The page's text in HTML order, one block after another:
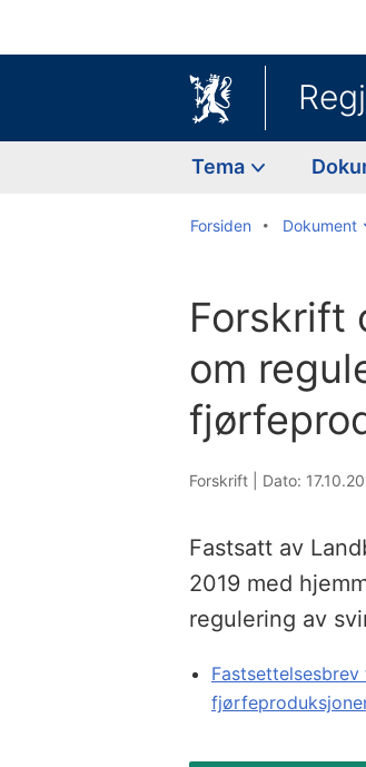
Tema
Forsiden Dokument
Forskrift
om
Forskrift | Dato:
Fastsatt av
2019 med
regulering av